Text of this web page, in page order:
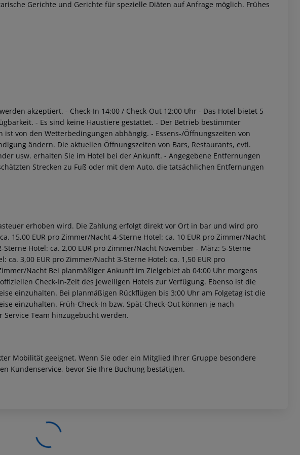
Gerichte und Gerichte für spezielle Diäten auf Anfrage möglich. Frühes
akzeptiert. - Check-In 14:00 / Check-Out 12:00 Uhr - Das Hotel bietet 5
- Es sind keine Haustiere gestattet. - Der Betrieb bestimmter
von den Wetterbedingungen abhängig. - Essens-/Öffnungszeiten von
ändern. Die aktuellen Öffnungszeiten von Bars, Restaurants, evtl.
usw. erhalten Sie im Hotel bei der Ankunft. - Angegebene Entfernungen
Strecken zu Fuß oder mit dem Auto, die tatsächlichen Entfernungen
erhoben wird. Die Zahlung erfolgt direkt vor Ort in bar und wird pro
15,00 EUR pro Zimmer/Nacht 4-Sterne Hotel: ca. 10 EUR pro Zimmer/Nacht
Hotel: ca. 2,00 EUR pro Zimmer/Nacht November - März: 5-Sterne
ca. 3,00 EUR pro Zimmer/Nacht 3-Sterne Hotel: ca. 1,50 EUR pro
Nacht Bei planmäßiger Ankunft im Zielgebiet ab 04:00 Uhr morgens
Check-In-Zeit des jeweiligen Hotels zur Verfügung. Ebenso ist die
einzuhalten. Bei planmäßigen Rückflügen bis 3:00 Uhr am Folgetag ist die
einzuhalten. Früh-Check-In bzw. Spät-Check-Out können je nach
Team hinzugebucht werden.
Mobilität geeignet. Wenn Sie oder ein Mitglied Ihrer Gruppe besondere
Kundenservice, bevor Sie Ihre Buchung bestätigen.